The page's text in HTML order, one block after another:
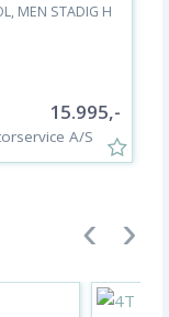
MEN STADIG H
15.995,-
A/S